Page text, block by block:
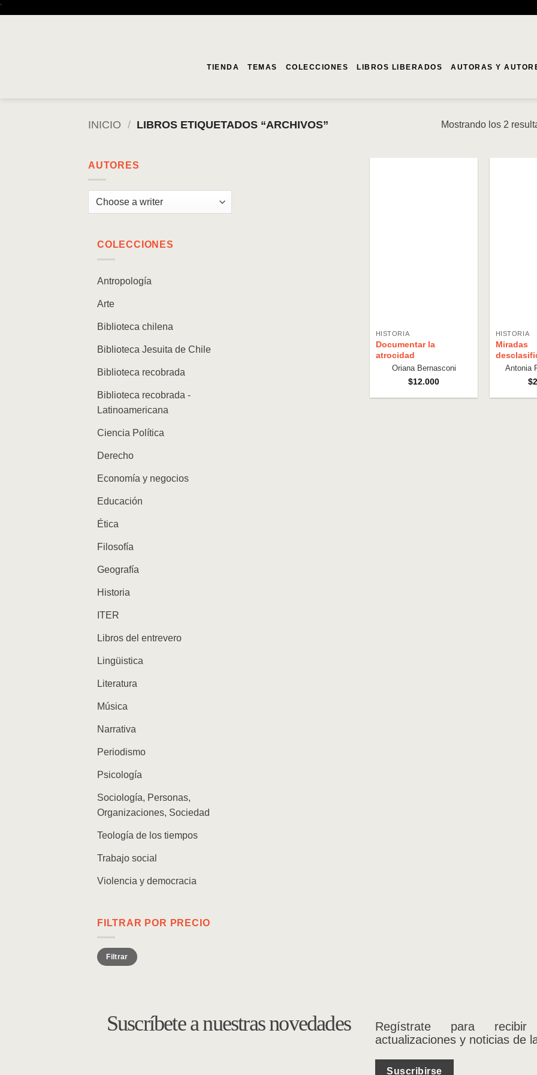
'
TIENDA TEMAS COLECCIONES LIBROS LIBERADOS AUTORAS Y
INICIO / LIBROS ETIQUETADOS “ARCHIVOS” Mostrando los 2
AUTORES
COLECCIONES
Antropología
Arte
Biblioteca chilena
Biblioteca Jesuita de Chile
Biblioteca recobrada
Biblioteca recobrada -
Latinoamericana
Ciencia Política
Derecho
Economía y negocios
Educación
Ética
Filosofía
Geografía
Historia
ITER
Libros del entrevero
Lingüistica
Literatura
Música
Narrativa
Periodismo
Psicología
Sociología, Personas,
Organizaciones, Sociedad
Teología de los tiempos
Trabajo social
Violencia y democracia
FILTRAR POR PRECIO
Precio
mínimo
Precio
máximo
Filtrar
HISTORIA
Documentar la
atrocidad
Oriana Bernasconi
$12.000
HISTORIA
Miradas
Antonia
$
Suscríbete a nuestras novedades
Regístrate para
actualizaciones y noticias de
Suscribirse